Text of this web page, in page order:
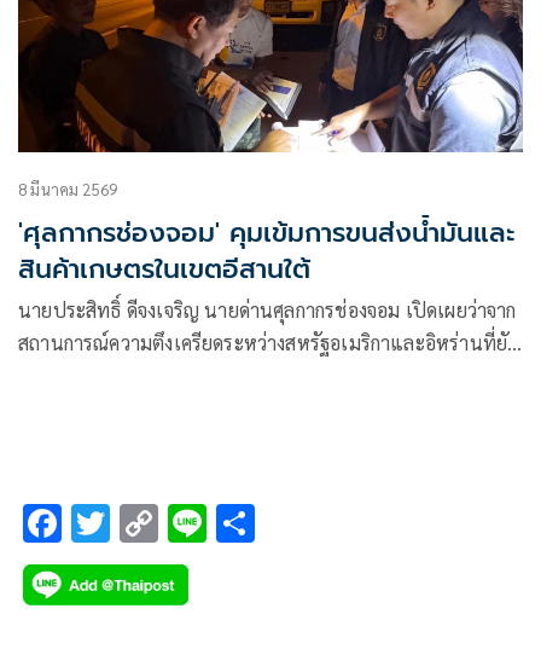
8 มีนาคม 2569
'ศุลกากรช่องจอม' คุมเข้มการขนส่งน้ำมันและ
สินค้าเกษตรในเขตอีสานใต้
นายประสิทธิ์ ดีจงเจริญ นายด่านศุลกากรช่องจอม เปิดเผยว่าจาก
สถานการณ์ความตึงเครียดระหว่างสหรัฐอเมริกาและอิหร่านที่ยัง
F
ac
e
T
wi
tt
C
o
p
Li